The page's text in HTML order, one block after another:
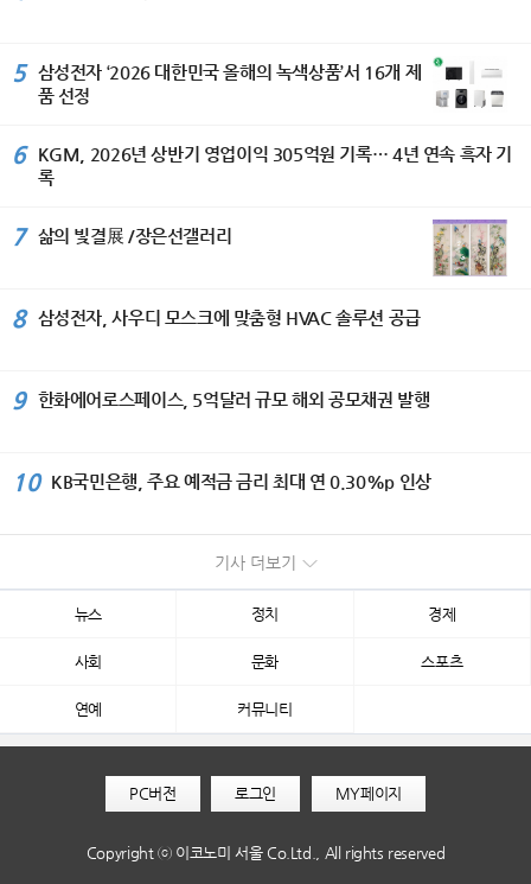
5
삼성전자 ‘2026 대한민국 올해의 녹색상품’서 16개 제
품 선정
6
KGM, 2026년 상반기 영업이익 305억원 기록… 4년 연속 흑자 기
록
7 삶의 빛결展 /장은선갤러리
8 삼성전자, 사우디 모스크에 맞춤형 HVAC 솔루션 공급
9 한화에어로스페이스, 5억달러 규모 해외 공모채권 발행
10 KB국민은행, 주요 예적금 금리 최대 연 0.30%p 인상
기사 더보기
뉴스 정치 경제
사회 문화 스포츠
연예 커뮤니티
PC버전 로그인 MY페이지
Copyright ⓒ 이코노미 서울 Co.Ltd., All rights reserved